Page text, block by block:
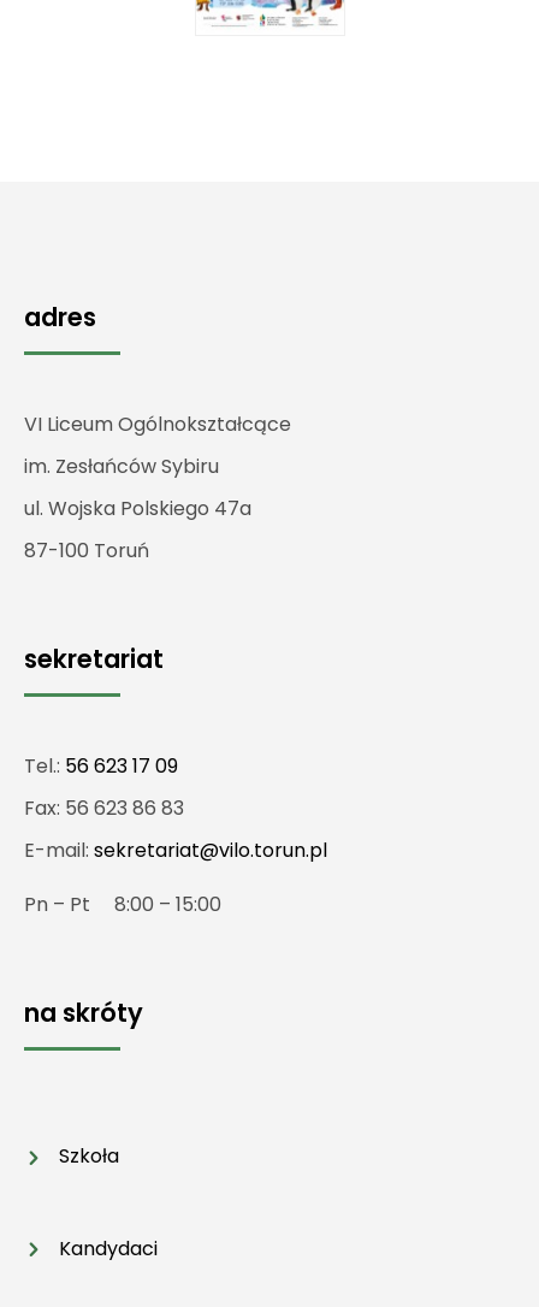
adres
VI Liceum Ogólnokształcące
im. Zesłańców Sybiru
ul. Wojska Polskiego 47a
87-100 Toruń
sekretariat
Tel.: 56 623 17 09
Fax: 56 623 86 83
E-mail: sekretariat@vilo.torun.pl
Pn – Pt 8:00 – 15:00
na skróty
Szkoła
Kandydaci